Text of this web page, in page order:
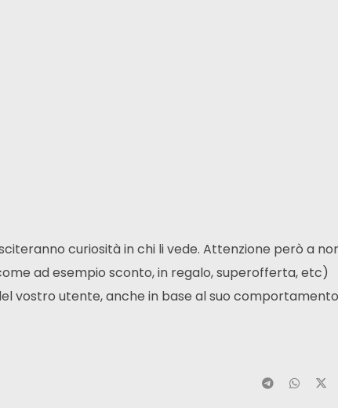
curiosità in chi li vede. Attenzione però a
ad esempio sconto, in regalo, superofferta, etc)
vostro utente, anche in base al suo